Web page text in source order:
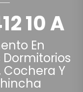
10 A
En
Cochera Y